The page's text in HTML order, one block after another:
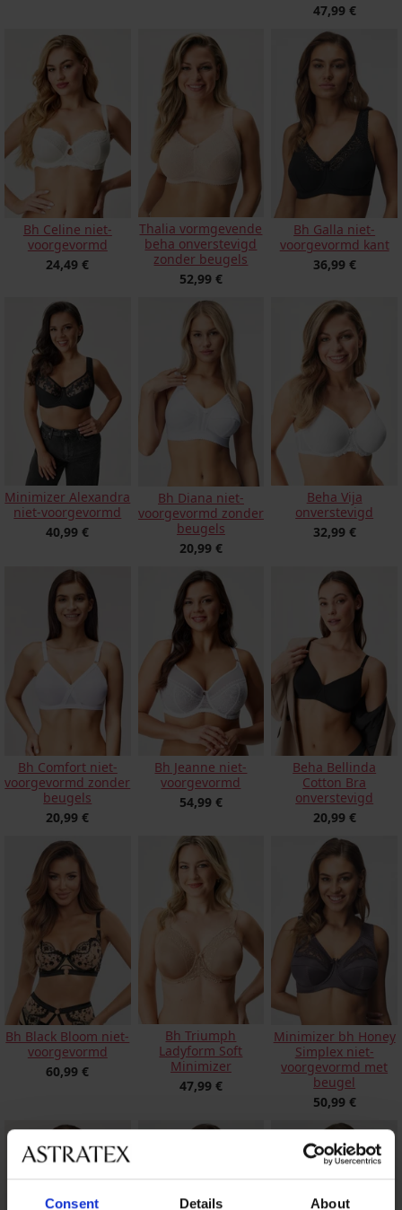
Consent Details About
47,99 €
Bh Celine niet-
voorgevormd
24,49 €
Thalia vormgevende
beha onverstevigd
zonder beugels
52,99 €
Bh Galla niet-
voorgevormd kant
36,99 €
Minimizer Alexandra
niet-voorgevormd
40,99 €
Bh Diana niet-
voorgevormd zonder
beugels
20,99 €
Beha Vija
onverstevigd
32,99 €
Bh Comfort niet-
voorgevormd zonder
beugels
20,99 €
Bh Jeanne niet-
voorgevormd
54,99 €
Beha Bellinda
Cotton Bra
onverstevigd
20,99 €
Bh Black Bloom niet-
voorgevormd
60,99 €
Bh Triumph
Ladyform Soft
Minimizer
47,99 €
Minimizer bh Honey
Simplex niet-
voorgevormd met
beugel
50,99 €